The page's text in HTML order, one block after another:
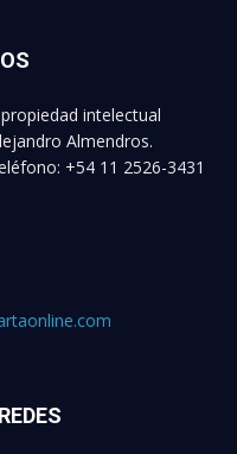
intelectual
Almendros.
+54 11 2526-3431